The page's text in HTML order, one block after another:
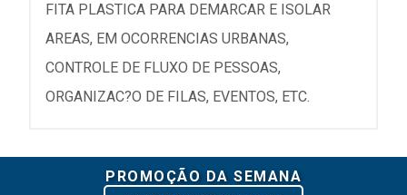
FITA PLASTICA PARA DEMARCAR E ISOLAR
AREAS, EM OCORRENCIAS URBANAS,
CONTROLE DE FLUXO DE PESSOAS,
ORGANIZAC?O DE FILAS, EVENTOS, ETC.
PROMOÇÃO DA SEMANA